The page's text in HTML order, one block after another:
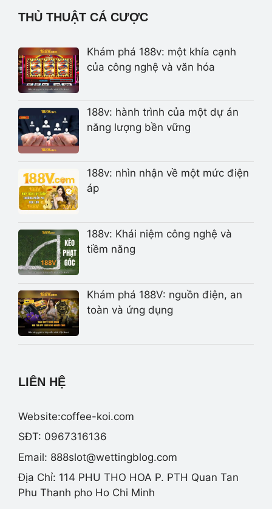
THỦ THUẬT CÁ CƯỢC
Khám phá 188v: một khía cạnh
của công nghệ và văn hóa
188v: hành trình của một dự án
năng lượng bền vững
188v: nhìn nhận về một mức điện
áp
188v: Khái niệm công nghệ và
tiềm năng
Khám phá 188V: nguồn điện, an
toàn và ứng dụng
LIÊN HỆ
Website:coffee-koi.com
SĐT: 0967316136
Email: 888slot@wettingblog.com
Địa Chỉ: 114 PHU THO HOA P. PTH Quan Tan
Phu Thanh pho Ho Chi Minh